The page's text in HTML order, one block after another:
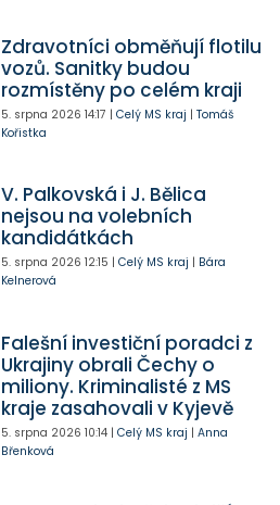
Zdravotníci obměňují flotilu
vozů. Sanitky budou
rozmístěny po celém kraji
5. srpna 2026 14:17 | Celý MS kraj | Tomáš
Kořistka
V. Palkovská i J. Bělica
nejsou na volebních
kandidátkách
5. srpna 2026 12:15 | Celý MS kraj | Bára
Kelnerová
Falešní investiční poradci z
Ukrajiny obrali Čechy o
miliony. Kriminalisté z MS
kraje zasahovali v Kyjevě
5. srpna 2026 10:14| Celý MS kraj | Anna
Břenková